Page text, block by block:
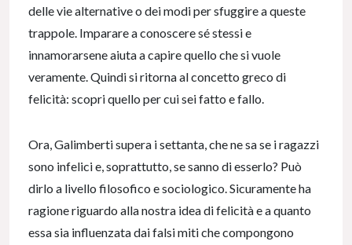
delle vie alternative o dei modi per sfuggire a queste
trappole. Imparare a conoscere sé stessi e
innamorarsene aiuta a capire quello che si vuole
veramente. Quindi si ritorna al concetto greco di
felicità: scopri quello per cui sei fatto e fallo.
Ora, Galimberti supera i settanta, che ne sa se i ragazzi
sono infelici e, soprattutto, se sanno di esserlo? Può
dirlo a livello filosofico e sociologico. Sicuramente ha
ragione riguardo alla nostra idea di felicità e a quanto
essa sia influenzata dai falsi miti che compongono